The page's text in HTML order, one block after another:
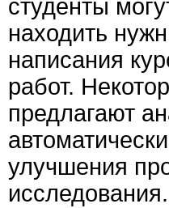
студенты
находить
написания
работ.
предлагают
улучшения
исследования.